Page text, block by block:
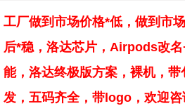
工厂做到市场价格*低，做到市
后*稳，洛达芯片，Airpods改
能，洛达终极版方案，裸机，带
发 ，五码齐全，带logo，欢迎咨